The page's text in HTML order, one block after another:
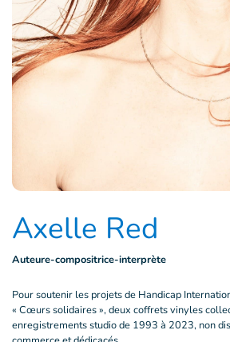
Axelle Red
Auteure-compositrice-interprète
Pour soutenir les projets de Handicap
« Cœurs solidaires »,deux coffrets vinyles
enregistrements studio de 1993 à 2023, non